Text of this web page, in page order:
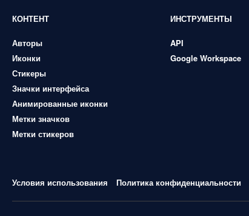
КОНТЕНТ
Авторы
Иконки
Стикеры
Значки интерфейса
Анимированные иконки
Метки значков
Метки стикеров
ИНСТРУМЕНТЫ
API
Google Workspace
Условия использования Политика конфиденциальности